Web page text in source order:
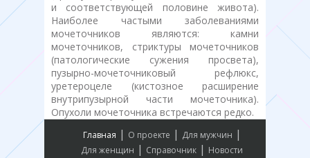
и соответствующей половине живота).
Наиболее частыми заболеваниями
мочеточников являются: камни
мочеточников, стриктуры мочеточников
(патологические сужения просвета),
пузырно-мочеточниковый рефлюкс,
уретероцеле (кистозное расширение
внутрипузырной части мочеточника).
Опухоли мочеточника встречаются редко.
Главная | О проекте | Для мужчин |
Для женщин | Справочник | Новости